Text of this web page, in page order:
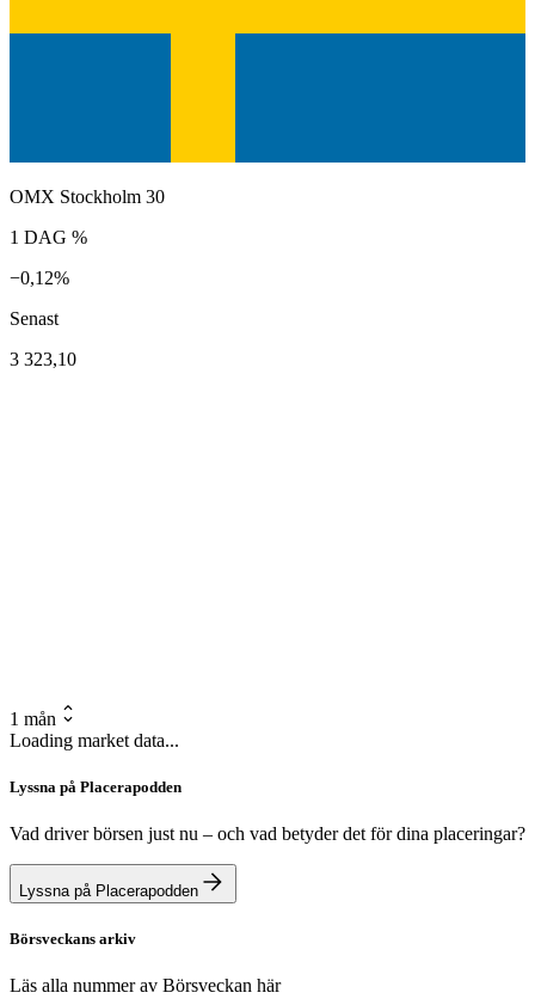
OMX Stockholm 30
1 DAG %
−0,12%
Senast
3 323,10
1 mån
Loading market data...
Lyssna på Placerapodden
Vad driver börsen just nu – och vad betyder det för dina placeringar?
Lyssna på Placerapodden
Börsveckans arkiv
Läs alla nummer av Börsveckan här